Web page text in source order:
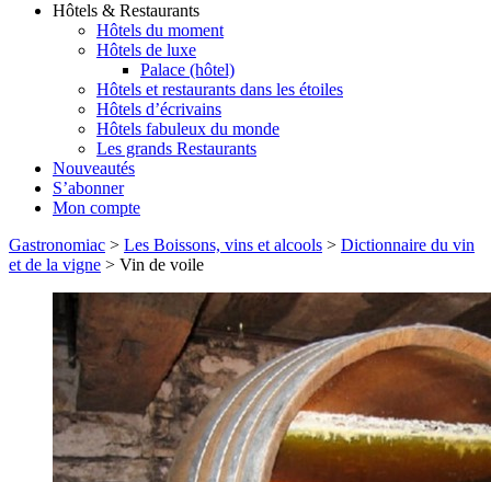
Hôtels & Restaurants
Hôtels du moment
Hôtels de luxe
Palace (hôtel)
Hôtels et restaurants dans les étoiles
Hôtels d’écrivains
Hôtels fabuleux du monde
Les grands Restaurants
Nouveautés
S’abonner
Mon compte
Gastronomiac > Les Boissons, vins et alcools > Dictionnaire du vin
et de la vigne > Vin de voile